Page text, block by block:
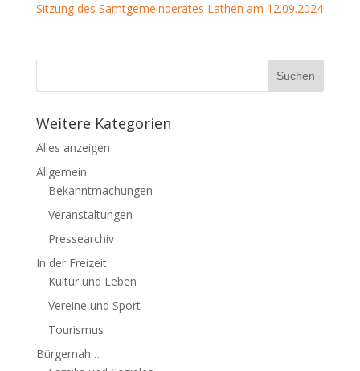
Sitzung des Samtgemeinderates Lathen am 12.09.2024
Weitere Kategorien
Alles anzeigen
Allgemein
Bekanntmachungen
Veranstaltungen
Pressearchiv
In der Freizeit
Kultur und Leben
Vereine und Sport
Tourismus
Bürgernah…